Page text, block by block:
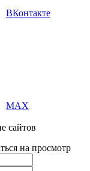
ВКонтакте
MAX
сайтов
на просмотр